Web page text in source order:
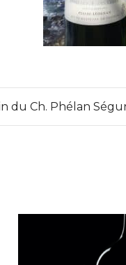
du Ch. Phélan